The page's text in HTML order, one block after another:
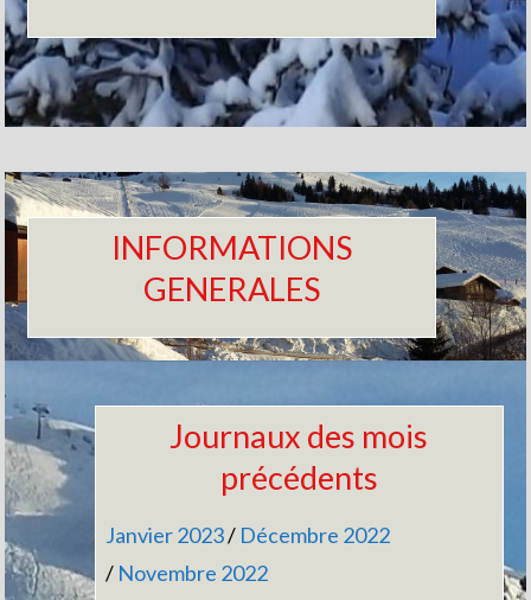
INFORMATIONS
GENERALES
Journaux des mois
précédents
Janvier 2023/ Décembre 2022
/ Novembre 2022